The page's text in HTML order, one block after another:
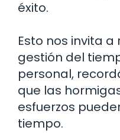
éxito.
Esto nos invita
gestión del
personal,
que las
esfuerzos
tiempo.